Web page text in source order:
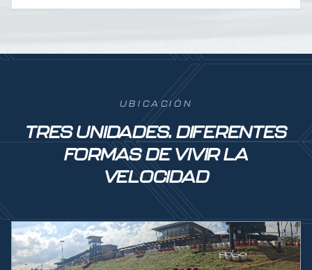
UBICACIÓN
TRES UNIDADES. DIFERENTES
FORMAS DE VIVIR LA
VELOCIDAD